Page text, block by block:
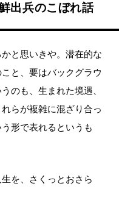
出兵のこぼれ話
と思いきや。潜在的な
と、要はバックグラウ
のも、生まれた境遇、
らが複雑に混ざり合っ
形で表れるというも
を、さくっとおさら